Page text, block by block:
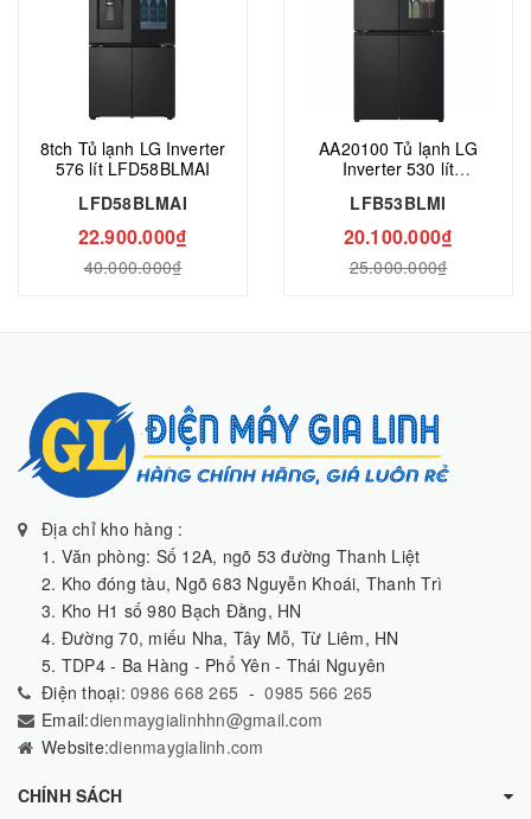
8tch Tủ lạnh LG Inverter
576 lít LFD58BLMAI
LFD58BLMAI
22.900.000₫
40.000.000₫
AA20100 Tủ lạnh LG
Inverter 530 lít
LFB53BLMI
20.100.000₫
25.000.000₫
Địa chỉ kho hàng :
1. Văn phòng: Số 12A, ngõ 53 đường Thanh Liệt
2. Kho đóng tàu, Ngõ 683 Nguyễn Khoái, Thanh Trì
3. Kho H1 số 980 Bạch Đằng, HN
4. Đường 70, miếu Nha, Tây Mỗ, Từ Liêm, HN
5. TDP4 - Ba Hàng - Phổ Yên - Thái Nguyên
Điện thoại: 0986 668 265 -0985 566 265
Email:dienmaygialinhhn@gmail.com
Website:dienmaygialinh.com
CHÍNH SÁCH